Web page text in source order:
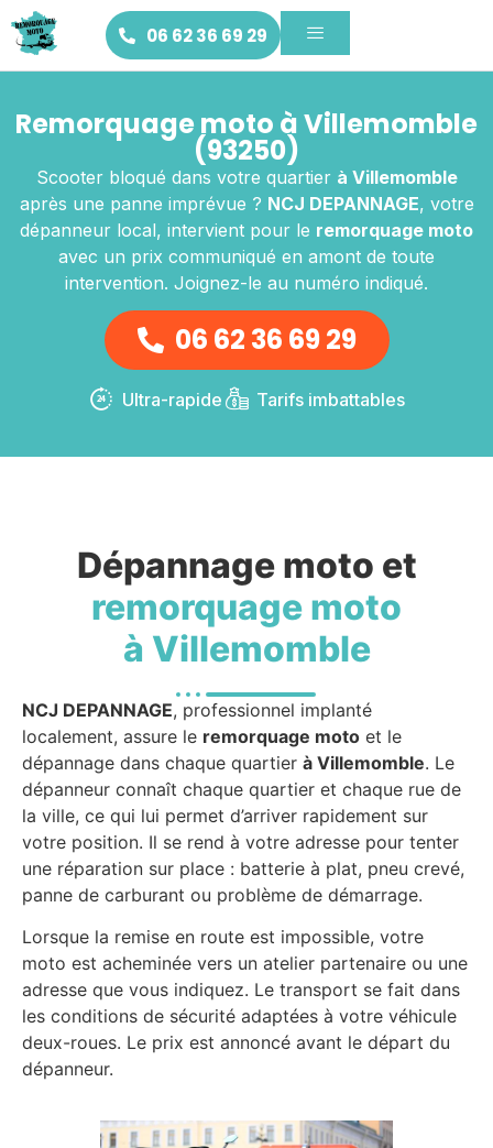
06 62 36 69 29
Remorquage moto à Villemomble
(93250)
Scooter bloqué dans votre quartier à Villemomble
après une panne imprévue ? NCJ DEPANNAGE, votre
dépanneur local, intervient pour le remorquage moto
avec un prix communiqué en amont de toute
intervention. Joignez-le au numéro indiqué.
06 62 36 69 29
Ultra-rapide Tarifs imbattables
Dépannage moto et
remorquage moto
à Villemomble
NCJ DEPANNAGE, professionnel implanté
localement, assure le remorquage moto et le
dépannage dans chaque quartier à Villemomble. Le
dépanneur connaît chaque quartier et chaque rue de
la ville, ce qui lui permet d’arriver rapidement sur
votre position. Il se rend à votre adresse pour tenter
une réparation sur place : batterie à plat, pneu crevé,
panne de carburant ou problème de démarrage.
Lorsque la remise en route est impossible, votre
moto est acheminée vers un atelier partenaire ou une
adresse que vous indiquez. Le transport se fait dans
les conditions de sécurité adaptées à votre véhicule
deux-roues. Le prix est annoncé avant le départ du
dépanneur.